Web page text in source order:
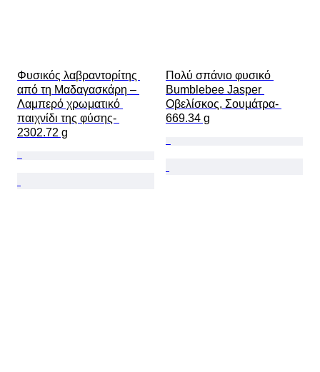
Φυσικός λαβραντορίτης
από τη Μαδαγασκάρη –
Λαμπερό χρωματικό
παιχνίδι της φύσης-
2302.72 g
Πολύ σπάνιο φυσικό
Bumblebee Jasper
Οβελίσκος, Σουμάτρα-
669.34 g